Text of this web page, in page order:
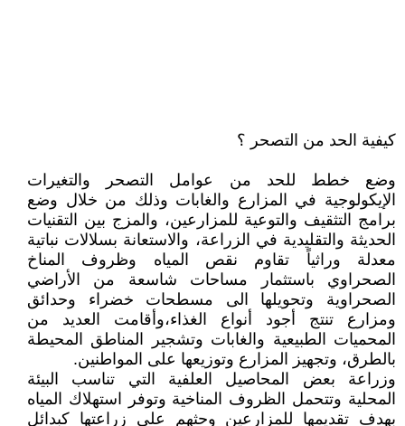
كيفية الحد من التصحر ؟
وضع خطط للحد من عوامل التصحر والتغيرات
الإيكولوجية في المزارع والغابات وذلك من خلال وضع
برامج التثقيف والتوعية للمزارعين، والمزج بين التقنيات
الحديثة والتقليدية في الزراعة، والاستعانة بسلالات نباتية
معدلة وراثياً تقاوم نقص المياه وظروف المناخ
الصحراوي باستثمار مساحات شاسعة من الأراضي
الصحراوية وتحويلها الى مسطحات خضراء وحدائق
ومزارع تنتج أجود أنواع الغذاء،وأقامت العديد من
المحميات الطبيعية والغابات وتشجير المناطق المحيطة
بالطرق، وتجهيز المزارع وتوزيعها على المواطنين.
وزراعة بعض المحاصيل العلفية التي تناسب البيئة
المحلية وتتحمل الظروف المناخية وتوفر استهلاك المياه
بهدف تقديمها للمزارعين وحثهم على زراعتها كبدائل